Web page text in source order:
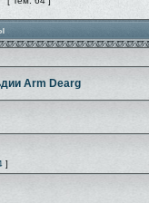
Arm Dearg
]